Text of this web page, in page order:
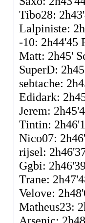
Tibo28:
Lalpiniste:
-10: 2h44'45
Matt: 2h45'
SuperD:
sebtache:
Edidark:
Jerem:
Tintin:
Nico07:
rijsel:
Ggbi:
Trane:
Velove:
Matheus23:
Arsenic: